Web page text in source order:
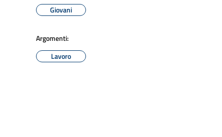
Giovani
Argomenti:
Lavoro